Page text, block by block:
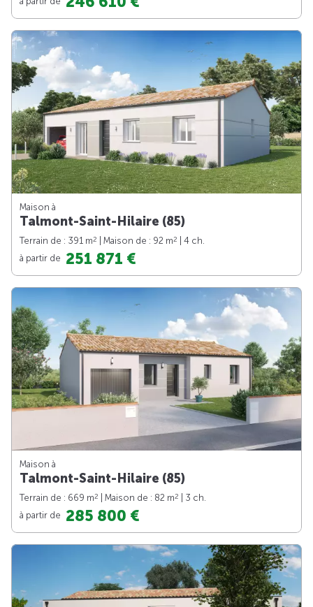
Maison à
Talmont-Saint-Hilaire (85)
Terrain de : 391 m2 | Maison de : 92 m2
| 4 ch.
à partir de 251 871 €
Maison à
Talmont-Saint-Hilaire (85)
Terrain de : 669 m2 | Maison de : 82 m2
| 3 ch.
à partir de 285 800 €